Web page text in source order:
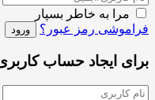
مرا به خاطر بسپار
فراموشی رمز عبور؟
برای ایجاد حساب